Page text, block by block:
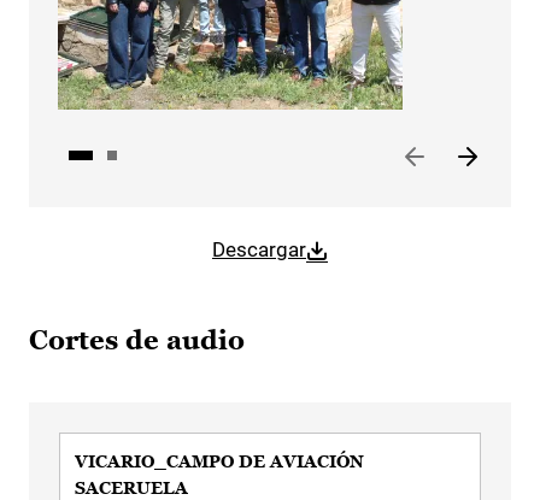
Descargar
Cortes de audio
VICARIO_CAMPO DE AVIACIÓN
SACERUELA